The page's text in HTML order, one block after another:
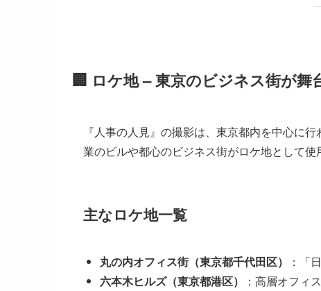
🏢 ロケ地 – 東京のビジネス街が舞
『人事の人見』の撮影は、東京都内を中心に
業のビルや都心のビジネス街がロケ地として使
主なロケ地一覧
丸の内オフィス街（東京都千代田区）
：「
六本木ヒルズ（東京都港区）
：高層オフィ